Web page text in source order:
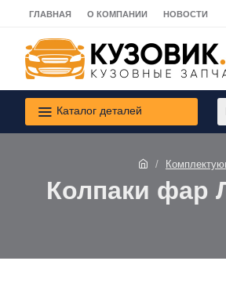
ГЛАВНАЯ О КОМПАНИИ НОВОСТИ
Каталог деталей
Колпаки фар